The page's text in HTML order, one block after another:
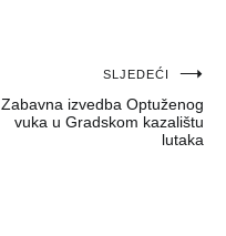
SLJEDEĆI
Zabavna izvedba Optuženog
vuka u Gradskom kazalištu
lutaka